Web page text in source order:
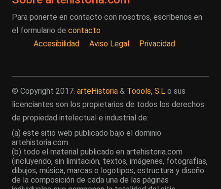
Para ponerte en contacto con nosotros, escríbenos en
el formulario de contacto
Accesibilidad
Aviso Legal Privacidad
© Copyright 2017. arteHistoria & Toools, S.L o sus
licenciantes son los propietarios de todos los derechos
de propiedad intelectual e industrial de:
(a) este sitio web publicado bajo el dominio
artehistoria.com
(b) todo el material publicado en artehistoria.com
(incluyendo, sin limitación, textos, imágenes, fotografías,
dibujos, música, marcas o logotipos, estructura y diseño
de la composición de cada una de las páginas